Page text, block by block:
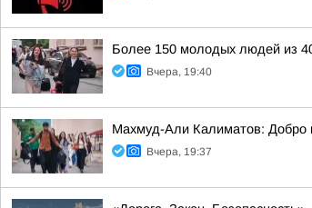
Более 150 молодых людей из
Вчера, 19:40
Махмуд-Али Калиматов: Добро
Вчера, 19:37